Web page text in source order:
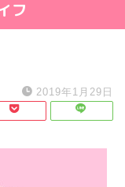
フ
2019年1月29日